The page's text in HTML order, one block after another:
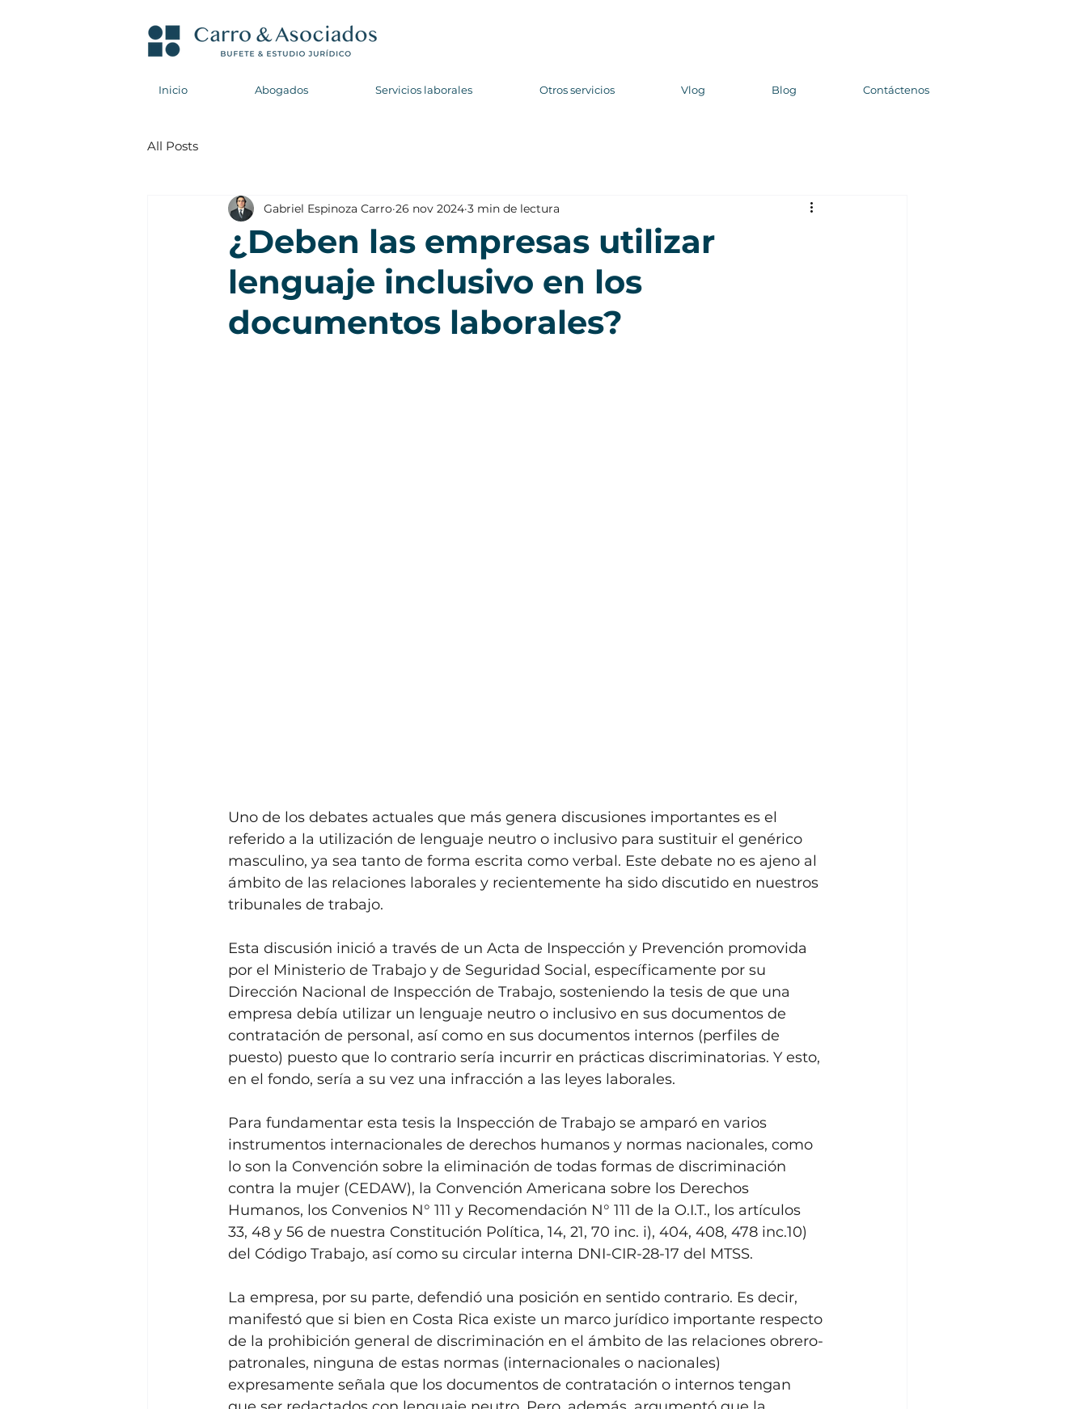
Inicio Abogados Servicios laborales Otros servicios Vlog Blog Contáctenos
All Posts
¿Deben las empresas utilizar
lenguaje inclusivo en los
documentos laborales?
Gabriel Espinoza Carro 26 nov 2024 3 min de lectura
Uno de los debates actuales que más genera discusiones importantes es el
referido a la utilización de lenguaje neutro o inclusivo para sustituir el genérico
masculino, ya sea tanto de forma escrita como verbal. Este debate no es ajeno al
ámbito de las relaciones laborales y recientemente ha sido discutido en nuestros
tribunales de trabajo.
Esta discusión inició a través de un Acta de Inspección y Prevención promovida
por el Ministerio de Trabajo y de Seguridad Social, específicamente por su
Dirección Nacional de Inspección de Trabajo, sosteniendo la tesis de que una
empresa debía utilizar un lenguaje neutro o inclusivo en sus documentos de
contratación de personal, así como en sus documentos internos (perfiles de
puesto) puesto que lo contrario sería incurrir en prácticas discriminatorias. Y esto,
en el fondo, sería a su vez una infracción a las leyes laborales.
Para fundamentar esta tesis la Inspección de Trabajo se amparó en varios
instrumentos internacionales de derechos humanos y normas nacionales, como
lo son la Convención sobre la eliminación de todas formas de discriminación
contra la mujer (CEDAW), la Convención Americana sobre los Derechos
Humanos, los Convenios N° 111 y Recomendación N° 111 de la O.I.T., los artículos
33, 48 y 56 de nuestra Constitución Política, 14, 21, 70 inc. i), 404, 408, 478 inc.10)
del Código Trabajo, así como su circular interna DNI-CIR-28-17 del MTSS.
La empresa, por su parte, defendió una posición en sentido contrario. Es decir,
manifestó que si bien en Costa Rica existe un marco jurídico importante respecto
de la prohibición general de discriminación en el ámbito de las relaciones obrero-
patronales, ninguna de estas normas (internacionales o nacionales)
expresamente señala que los documentos de contratación o internos tengan